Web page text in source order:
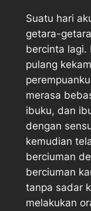
Suatu hari
getara-
bercinta lagi.
pulang
merasa
ibuku, dan
dengan
kemudian
berciuman
berciuman
tanpa sadar
melakukan